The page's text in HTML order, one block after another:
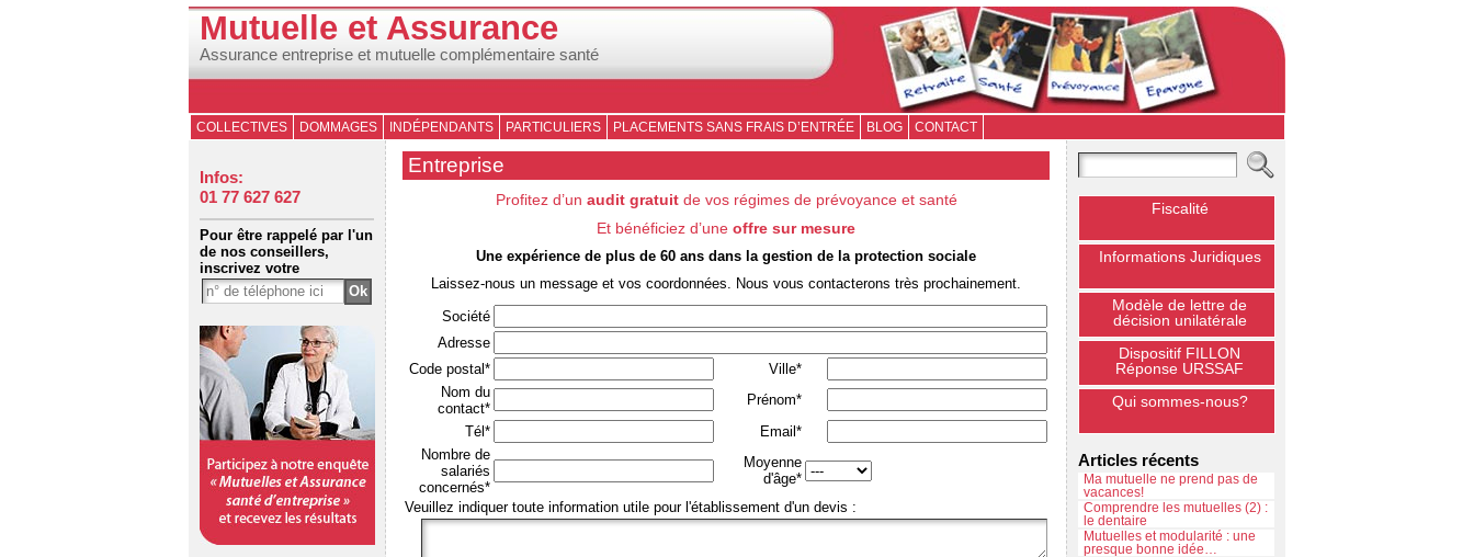
Mutuelle et Assurance
Assurance entreprise et mutuelle complémentaire santé
COLLECTIVES DOMMAGES INDÉPENDANTS PARTICULIERS PLACEMENTS SANS FRAIS D’ENTRÉE BLOG CONTACT
Infos:
01 77 627 627
Pour être rappelé par l'un
de nos conseillers,
inscrivez votre
Entreprise
Profitez d’un audit gratuitde vos régimes de prévoyance et santé
Et bénéficiez d’une offre sur mesure
Une expérience de plus de 60 ans dans la gestion de la protection sociale
Laissez-nous un message et vos coordonnées. Nous vous contacterons très prochainement.
Société
Adresse
Code postal*
Ville*
Nom du
contact*
Prénom*
Tél*
Email*
Nombre de
salariés
concernés*
Moyenne
d'âge*
Veuillez indiquer toute information utile pour l'établissement d'un devis :
Fiscalité
Informations Juridiques
Modèle de lettre de
décision unilatérale
Dispositif FILLON
Réponse URSSAF
Qui sommes-nous?
Articles récents
Ma mutuelle ne prend pas de
vacances!
Comprendre les mutuelles (2) :
le dentaire
Mutuelles et modularité : une
presque bonne idée…